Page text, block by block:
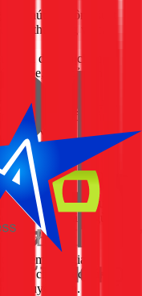
máy hút bụi công suất
lông thú cưng và các
đều dung dịch giặt
khỏe, có khả năng
đánh tay chuyên dụng
tan các vết ố, mảng
sợi vải.
nghiệp sẽ hút
và nấm mốc ra
hiệu quả làm sạch
quạt thổi công suất
2-3 giờ, ngăn ngừa
kiệm thời gian,
được chăm sóc đúng
nguyên bản.